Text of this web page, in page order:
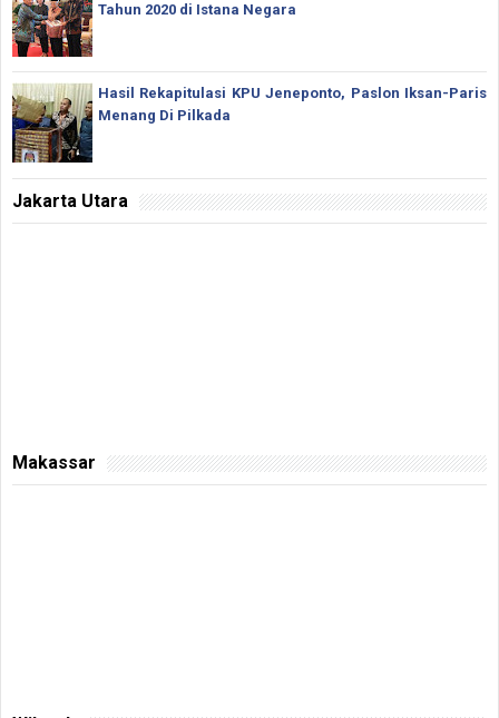
Tahun 2020 di Istana Negara
Hasil Rekapitulasi KPU Jeneponto, Paslon Iksan-Paris
Menang Di Pilkada
Jakarta Utara
Makassar